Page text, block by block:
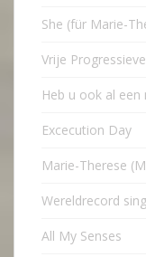
She (für Marie-
Vrije
Heb u ook al
Excecution Day
Marie-Therese
Wereldrecord
All My Senses